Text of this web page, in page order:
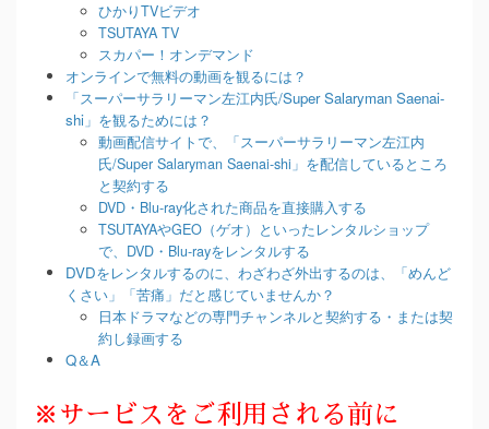
ひかりTVビデオ
TSUTAYA TV
スカパー！オンデマンド
オンラインで無料の動画を観るには？
「スーパーサラリーマン左江内氏/Super Salaryman Saenai-
shi」を観るためには？
動画配信サイトで、「スーパーサラリーマン左江内
氏/Super Salaryman Saenai-shi」を配信しているところ
と契約する
DVD・Blu-ray化された商品を直接購入する
TSUTAYAやGEO（ゲオ）といったレンタルショップ
で、DVD・Blu-rayをレンタルする
DVDをレンタルするのに、わざわざ外出するのは、「めんど
くさい」「苦痛」だと感じていませんか？
日本ドラマなどの専門チャンネルと契約する・または契
約し録画する
Q＆A
※サービスをご利用される前に